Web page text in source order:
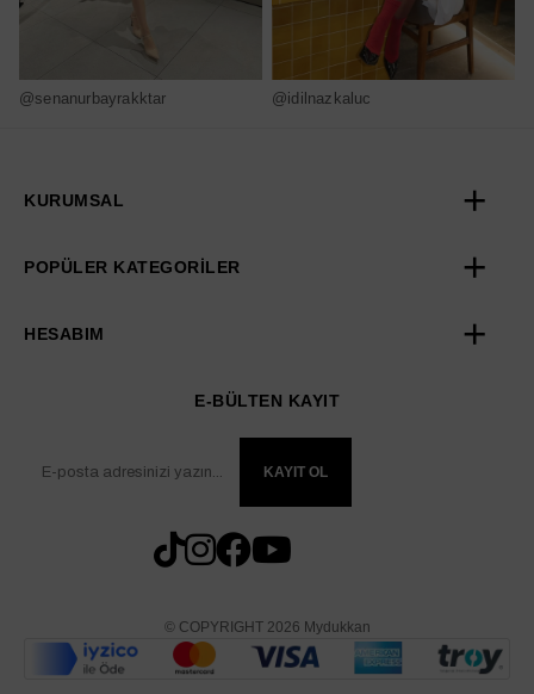
@senanurbayrakktar @idilnazkaluc
KURUMSAL
POPÜLER KATEGORİLER
HESABIM
E-BÜLTEN KAYIT
KAYIT OL
© COPYRIGHT 2026 Mydukkan